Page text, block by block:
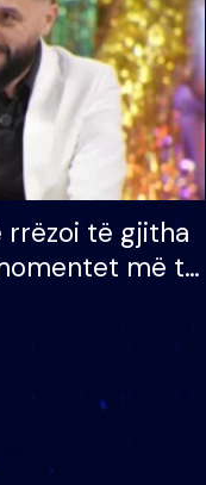
rrëzoi të gjitha
më të
kur…